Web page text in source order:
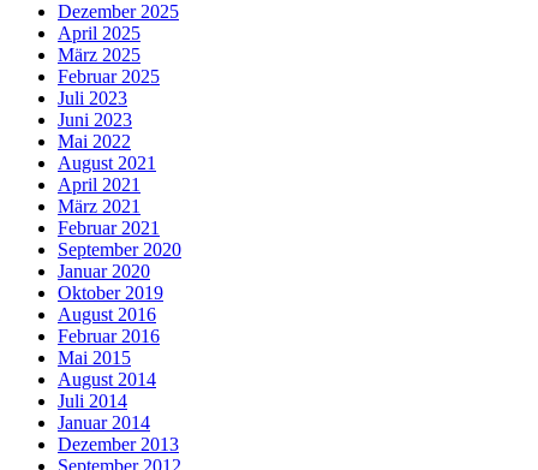
Dezember 2025
April 2025
März 2025
Februar 2025
Juli 2023
Juni 2023
Mai 2022
August 2021
April 2021
März 2021
Februar 2021
September 2020
Januar 2020
Oktober 2019
August 2016
Februar 2016
Mai 2015
August 2014
Juli 2014
Januar 2014
Dezember 2013
September 2012